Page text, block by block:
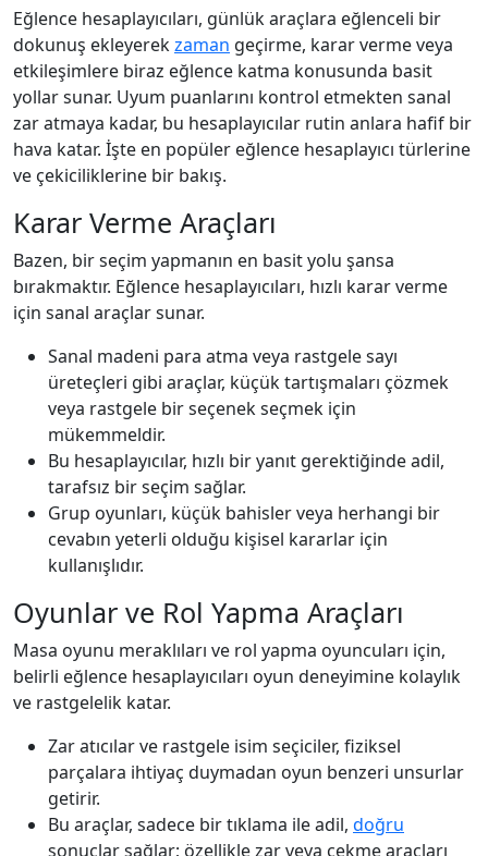
Eğlence hesaplayıcıları, günlük araçlara eğlenceli bir
dokunuş ekleyerekzaman geçirme, karar verme veya
etkileşimlere biraz eğlence katma konusunda basit
yollar sunar. Uyum puanlarını kontrol etmekten sanal
zar atmaya kadar, bu hesaplayıcılar rutin anlara hafif bir
hava katar. İşte en popüler eğlence hesaplayıcı türlerine
ve çekiciliklerine bir bakış.
Karar Verme Araçları
Bazen, bir seçim yapmanın en basit yolu şansa
bırakmaktır. Eğlence hesaplayıcıları, hızlı karar verme
için sanal araçlar sunar.
Sanal madeni para atma veya rastgele sayı
üreteçleri gibi araçlar, küçük tartışmaları çözmek
veya rastgele bir seçenek seçmek için
mükemmeldir.
Bu hesaplayıcılar, hızlı bir yanıt gerektiğinde adil,
tarafsız bir seçim sağlar.
Grup oyunları, küçük bahisler veya herhangi bir
cevabın yeterli olduğu kişisel kararlar için
kullanışlıdır.
Oyunlar ve Rol Yapma Araçları
Masa oyunu meraklıları ve rol yapma oyuncuları için,
belirli eğlence hesaplayıcıları oyun deneyimine kolaylık
ve rastgelelik katar.
Zar atıcılar ve rastgele isim seçiciler, fiziksel
parçalara ihtiyaç duymadan oyun benzeri unsurlar
getirir.
Bu araçlar, sadece bir tıklama ile adil, doğru
sonuçlar sağlar; özellikle zar veya çekme araçları